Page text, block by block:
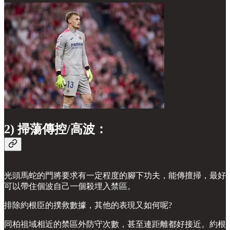
2) 掃蕩傳控/高波：
光頭馬蛇的門將要求有一定程度的腳下功夫，能傳擅掃，最好
可以帶住個波自己一個殺埋入禁區。
排除約根臣的撲救數據，其他的表現又如何呢?
同柏祖域相近的禁區外防守次數，甚至連距離都好接近。約根